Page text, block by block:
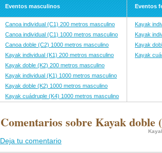
Eventos masculinos Eventos
Canoa individual (C1) 200 metros masculino
Canoa individual (C1) 1000 metros masculino
Canoa doble (C2) 1000 metros masculino
Kayak individual (K1) 200 metros masculino
Kayak doble (K2) 200 metros masculino
Kayak individual (K1) 1000 metros masculino
Kayak doble (K2) 1000 metros masculino
Kayak cuádruple (K4) 1000 metros masculino
Kayak
Kayak
Kayak
Kayak
sobre Kayak doble
Deja tu comentario